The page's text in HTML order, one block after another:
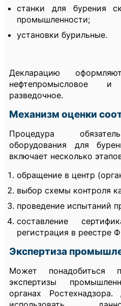
станки для бурения
промышленности;
установки бурильные.
Декларацию
нефтепромысловое
разведочное.
Механизм оценки
Процедура
оборудования для
включает несколько
обращение в центр
выбор схемы контроля
проведение испытаний
составление
регистрация в реестре
Экспертиза
Может понадобиться
экспертизы
органах